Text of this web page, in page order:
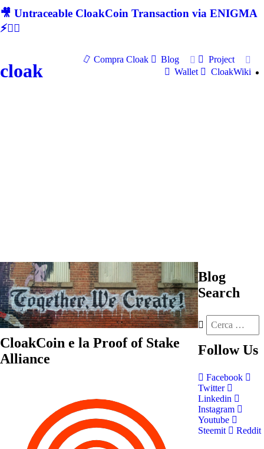
🎥 Untraceable CloakCoin Transaction via ENIGMA
⚡🕵‍♂
cloak
Compra Cloak Blog
Project
Wallet
CloakWiki
CloakCoin e la Proof of Stake
Alliance
Blog
Search
Follow Us
Facebook
Twitter
Linkedin
Instagram
Youtube
Steemit
Reddit